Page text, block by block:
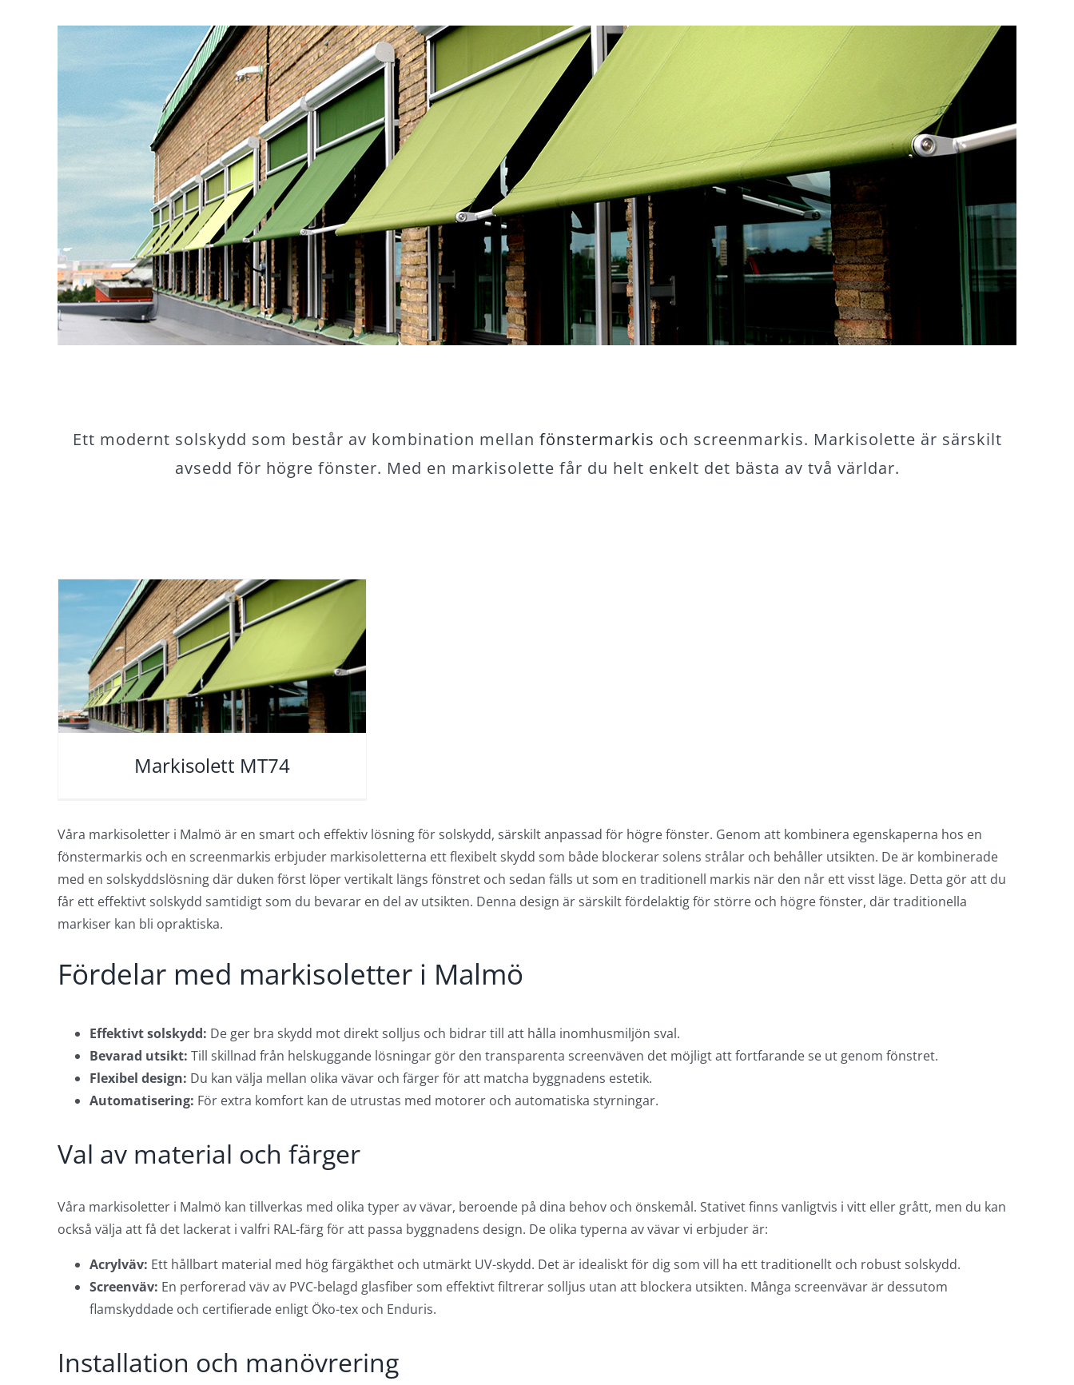
Ett modernt solskydd som består av kombination mellan fönstermarkis och screenmarkis. Markisolette är särskilt
avsedd för högre fönster. Med en markisolette får du helt enkelt det bästa av två världar.
Markisolett MT74
Våra markisoletter i Malmö är en smart och effektiv lösning för solskydd, särskilt anpassad för högre fönster. Genom att kombinera egenskaperna hos en
fönstermarkis och en screenmarkis erbjuder markisoletterna ett flexibelt skydd som både blockerar solens strålar och behåller utsikten. De är kombinerade
med en solskyddslösning där duken först löper vertikalt längs fönstret och sedan fälls ut som en traditionell markis när den når ett visst läge. Detta gör att du
får ett effektivt solskydd samtidigt som du bevarar en del av utsikten. Denna design är särskilt fördelaktig för större och högre fönster, där traditionella
markiser kan bli opraktiska.
Fördelar med markisoletter i Malmö
Effektivt solskydd: De ger bra skydd mot direkt solljus och bidrar till att hålla inomhusmiljön sval.
Bevarad utsikt: Till skillnad från helskuggande lösningar gör den transparenta screenväven det möjligt att fortfarande se ut genom fönstret.
Flexibel design: Du kan välja mellan olika vävar och färger för att matcha byggnadens estetik.
Automatisering: För extra komfort kan de utrustas med motorer och automatiska styrningar.
Val av material och färger
Våra markisoletter i Malmö kan tillverkas med olika typer av vävar, beroende på dina behov och önskemål. Stativet finns vanligtvis i vitt eller grått, men du kan
också välja att få det lackerat i valfri RAL-färg för att passa byggnadens design. De olika typerna av vävar vi erbjuder är:
Acrylväv: Ett hållbart material med hög färgäkthet och utmärkt UV-skydd. Det är idealiskt för dig som vill ha ett traditionellt och robust solskydd.
Screenväv: En perforerad väv av PVC-belagd glasfiber som effektivt filtrerar solljus utan att blockera utsikten. Många screenvävar är dessutom
flamskyddade och certifierade enligt Öko-tex och Enduris.
Installation och manövrering